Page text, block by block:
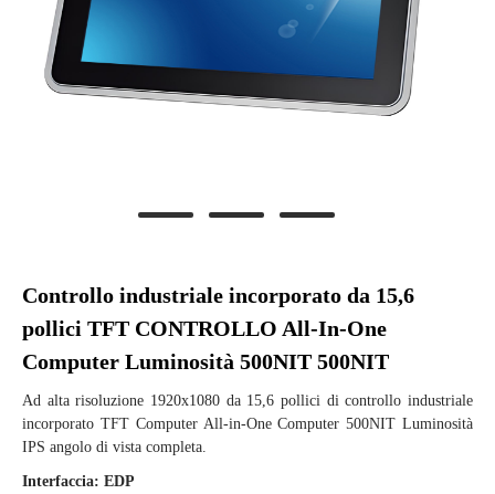
Controllo industriale incorporato da 15,6
pollici TFT CONTROLLO All-In-One
Computer Luminosità 500NIT 500NIT
Ad alta risoluzione 1920x1080 da 15,6 pollici di controllo industriale
incorporato TFT Computer All-in-One Computer 500NIT Luminosità
IPS angolo di vista completa.
Interfaccia: EDP